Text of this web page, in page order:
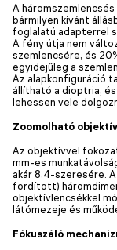
A
bármilyen kívánt
foglalatú adapterrel
A fény útja nem
szemlencsére, és
egyidejűleg a
Az alapkonfiguráció
állítható a dioptria,
lehessen vele
Zoomolható objektív
Az objektívvel
mm-es
akár 8,4-szeresére.
fordított)
objektívlencsékkel
látómezeje és
Fókuszáló